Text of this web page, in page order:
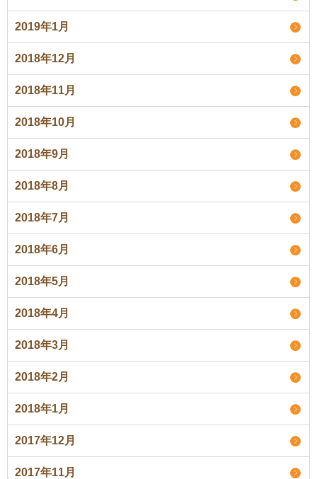
2019年1月
2018年12月
2018年11月
2018年10月
2018年9月
2018年8月
2018年7月
2018年6月
2018年5月
2018年4月
2018年3月
2018年2月
2018年1月
2017年12月
2017年11月